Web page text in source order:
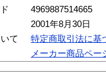
4969887514665
2001年8月30日
て
特定商取引法に基
メーカー商品ペー